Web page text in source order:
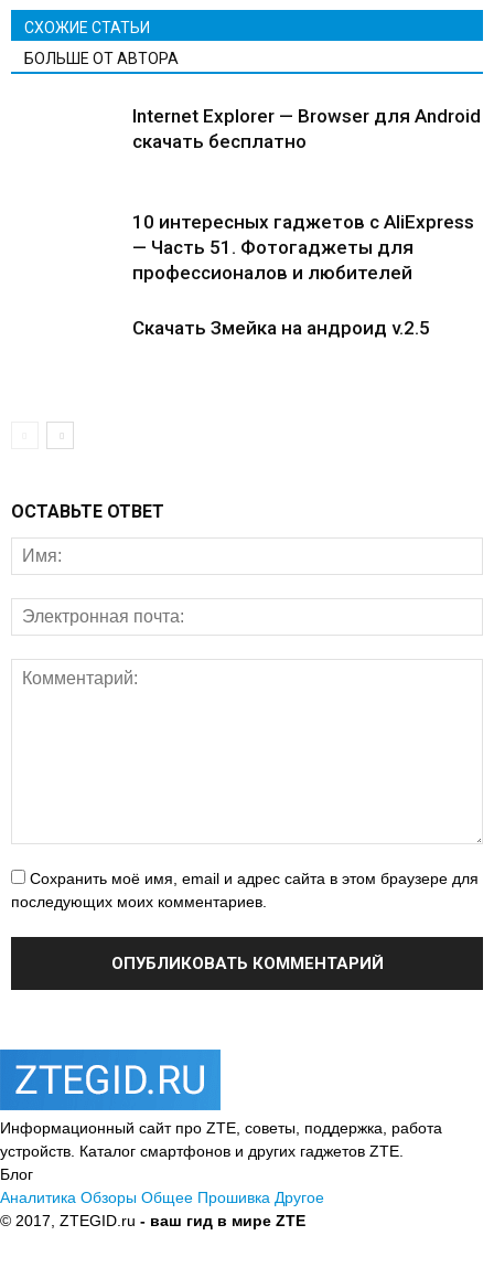
СХОЖИЕ СТАТЬИ
БОЛЬШЕ ОТ АВТОРА
Internet Explorer — Browser для Android
скачать бесплатно
10 интересных гаджетов с AliExpress
— Часть 51. Фотогаджеты для
профессионалов и любителей
Скачать Змейка на андроид v.2.5
ОСТАВЬТЕ ОТВЕТ
Сохранить моё имя, email и адрес сайта в этом браузере для
последующих моих комментариев.
Информационный сайт про ZTE, советы, поддержка, работа
устройств. Каталог смартфонов и других гаджетов ZTE.
Блог
Аналитика Обзоры Общее Прошивка Другое
© 2017, ZTEGID.ru - ваш гид в мире ZTE